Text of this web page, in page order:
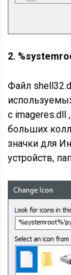
2.
Файл
с imageres.dll
больших
значки для
устройств,